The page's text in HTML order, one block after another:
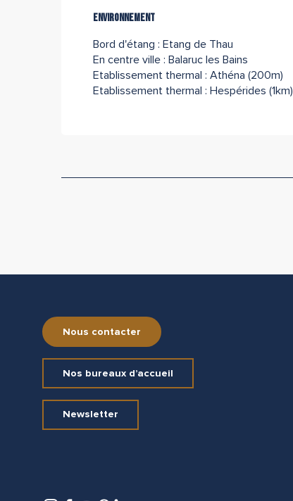
Environnement
Environnement
Bord d'étang : Etang de Thau
En centre ville : Balaruc les Bains
Etablissement thermal : Athéna (200m)
Etablissement thermal : Hespérides (1km)
Nous contacter
Nos bureaux d’accueil
Newsletter